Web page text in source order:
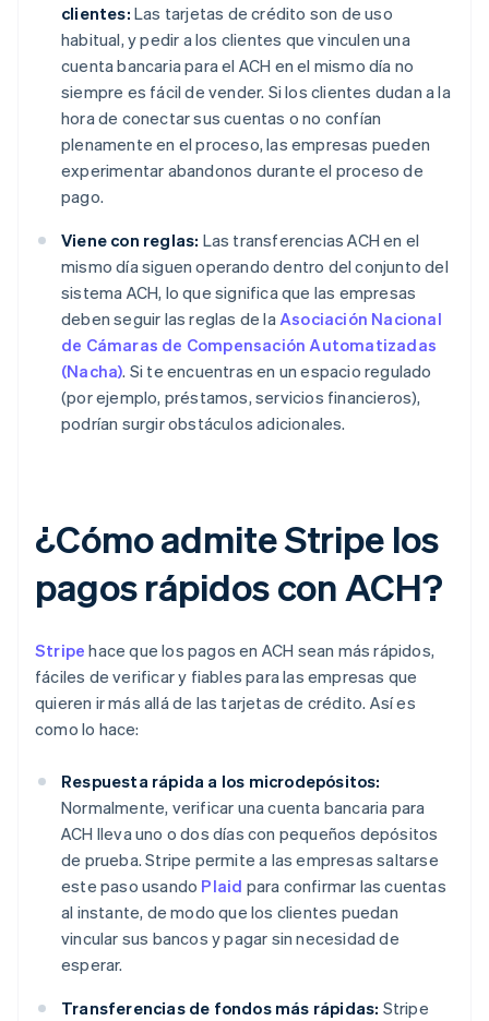
clientes: Las tarjetas de crédito son de uso
habitual, y pedir a los clientes que vinculen una
cuenta bancaria para el ACH en el mismo día no
siempre es fácil de vender. Si los clientes dudan a la
hora de conectar sus cuentas o no confían
plenamente en el proceso, las empresas pueden
experimentar abandonos durante el proceso de
pago.
Viene con reglas: Las transferencias ACH en el
mismo día siguen operando dentro del conjunto del
sistema ACH, lo que significa que las empresas
deben seguir las reglas de laAsociación Nacional
de Cámaras de Compensación Automatizadas
(Nacha). Si te encuentras en un espacio regulado
(por ejemplo, préstamos, servicios financieros),
podrían surgir obstáculos adicionales.
¿Cómo admite Stripe los
pagos rápidos con ACH?
Stripe hace que los pagos en ACH sean más rápidos,
fáciles de verificar y fiables para las empresas que
quieren ir más allá de las tarjetas de crédito. Así es
como lo hace:
Respuesta rápida a los microdepósitos:
Normalmente, verificar una cuenta bancaria para
ACH lleva uno o dos días con pequeños depósitos
de prueba. Stripe permite a las empresas saltarse
este paso usando Plaid para confirmar las cuentas
al instante, de modo que los clientes puedan
vincular sus bancos y pagar sin necesidad de
esperar.
Transferencias de fondos más rápidas: Stripe